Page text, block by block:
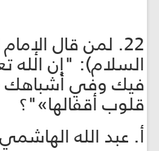
22. لمن قال
السلام): "إن الله
فيك وفي أشباهك
قلوب أقفالها»"؟
أ. عبد الله الهاشمي